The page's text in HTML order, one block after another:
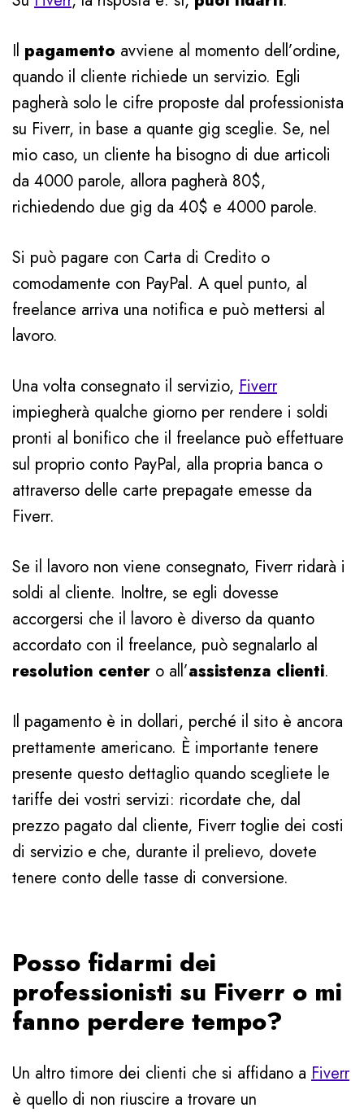
Il pagamento avviene al momento dell’ordine,
quando il cliente richiede un servizio. Egli
pagherà solo le cifre proposte dal professionista
su Fiverr, in base a quante gig sceglie. Se, nel
mio caso, un cliente ha bisogno di due articoli
da 4000 parole, allora pagherà 80$,
richiedendo due gig da 40$ e 4000 parole.
Si può pagare con Carta di Credito o
comodamente con PayPal. A quel punto, al
freelance arriva una notifica e può mettersi al
lavoro.
Una volta consegnato il servizio, Fiverr
impiegherà qualche giorno per rendere i soldi
pronti al bonifico che il freelance può effettuare
sul proprio conto PayPal, alla propria banca o
attraverso delle carte prepagate emesse da
Fiverr.
Se il lavoro non viene consegnato, Fiverr ridarà i
soldi al cliente. Inoltre, se egli dovesse
accorgersi che il lavoro è diverso da quanto
accordato con il freelance, può segnalarlo al
resolution center o all’assistenza clienti.
Il pagamento è in dollari, perché il sito è ancora
prettamente americano. È importante tenere
presente questo dettaglio quando scegliete le
tariffe dei vostri servizi: ricordate che, dal
prezzo pagato dal cliente, Fiverr toglie dei costi
di servizio e che, durante il prelievo, dovete
tenere conto delle tasse di conversione.
Posso fidarmi dei
professionisti su Fiverr o mi
fanno perdere tempo?
Un altro timore dei clienti che si affidano a Fiverr
è quello di non riuscire a trovare un